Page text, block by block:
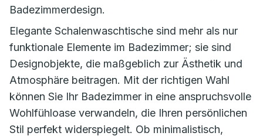
Badezimmerdesign.
Elegante Schalenwaschtische sind mehr als nur
funktionale Elemente im Badezimmer; sie sind
Designobjekte, die maßgeblich zur Ästhetik und
Atmosphäre beitragen. Mit der richtigen Wahl
können Sie Ihr Badezimmer in eine anspruchsvolle
Wohlfühloase verwandeln, die Ihren persönlichen
Stil perfekt widerspiegelt. Ob minimalistisch,